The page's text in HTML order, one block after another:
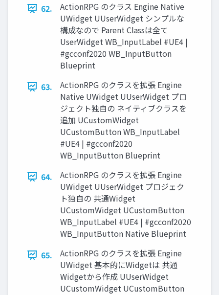
62.
ActionRPG のクラス Engine Native
UWidget UUserWidget シンプルな
構成なので Parent Classは全て
UserWidget WB_InputLabel #UE4 |
#gcconf2020 WB_InputButton
Blueprint
63.
ActionRPG のクラスを拡張 Engine
Native UWidget UUserWidget プロ
ジェクト独自の ネイティブクラスを
追加 UCustomWidget
UCustomButton WB_InputLabel
#UE4 | #gcconf2020
WB_InputButton Blueprint
64.
ActionRPG のクラスを拡張 Engine
UWidget UUserWidget プロジェク
ト独自の 共通Widget
UCustomWidget UCustomButton
WB_InputLabel #UE4 | #gcconf2020
WB_InputButton Native Blueprint
65.
ActionRPG のクラスを拡張 Engine
UWidget 基本的にWidgetは 共通
Widgetから作成 UUserWidget
UCustomWidget UCustomButton